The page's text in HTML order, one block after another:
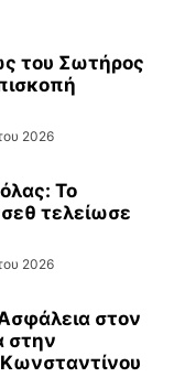
του Σωτήρος
2026
Το
τελείωσε
2026
στον
στην